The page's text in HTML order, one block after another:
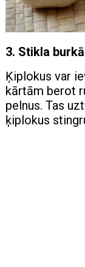
3. Stikla
Ķiplokus var
kārtām berot
pelnus. Tas
ķiplokus